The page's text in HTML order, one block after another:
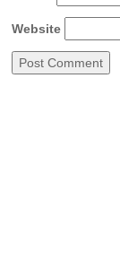
Website